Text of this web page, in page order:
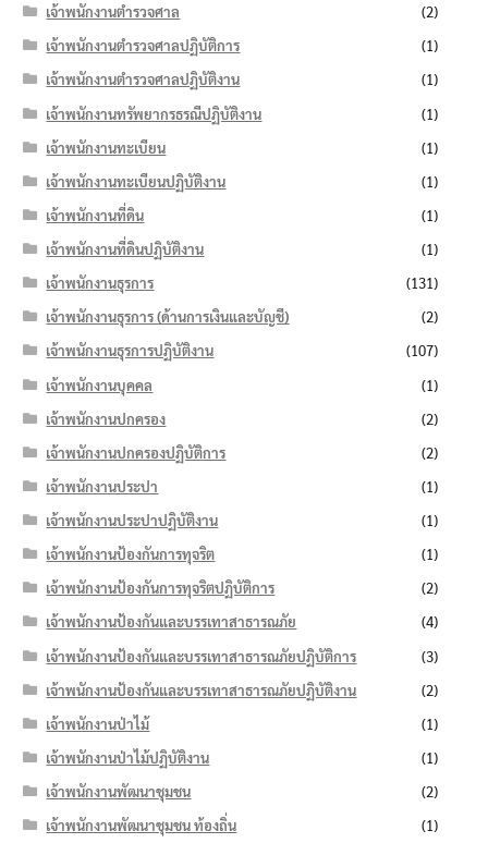
เจ้าพนักงานตำรวจศาล
(2)
เจ้าพนักงานตำรวจศาลปฏิบัติการ
(1)
เจ้าพนักงานตำรวจศาลปฏิบัติงาน
(1)
เจ้าพนักงานทรัพยากรธรณีปฏิบัติงาน
(1)
เจ้าพนักงานทะเบียน
(1)
เจ้าพนักงานทะเบียนปฏิบัติงาน
(1)
เจ้าพนักงานที่ดิน
(1)
เจ้าพนักงานที่ดินปฏิบัติงาน
(1)
เจ้าพนักงานธุรการ
(131)
เจ้าพนักงานธุรการ (ด้านการเงินและบัญชี)
(2)
เจ้าพนักงานธุรการปฏิบัติงาน
(107)
เจ้าพนักงานบุคคล
(1)
เจ้าพนักงานปกครอง
(2)
เจ้าพนักงานปกครองปฏิบัติการ
(2)
เจ้าพนักงานประปา
(1)
เจ้าพนักงานประปาปฏิบัติงาน
(1)
เจ้าพนักงานป้องกันการทุจริต
(1)
เจ้าพนักงานป้องกันการทุจริตปฏิบัติการ
(2)
เจ้าพนักงานป้องกันและบรรเทาสาธารณภัย
(4)
เจ้าพนักงานป้องกันและบรรเทาสาธารณภัยปฏิบัติการ
(3)
เจ้าพนักงานป้องกันและบรรเทาสาธารณภัยปฏิบัติงาน
(2)
เจ้าพนักงานป่าไม้
(1)
เจ้าพนักงานป่าไม้ปฏิบัติงาน
(1)
เจ้าพนักงานพัฒนาชุมชน
(2)
เจ้าพนักงานพัฒนาชุมชน ท้องถิ่น
(1)